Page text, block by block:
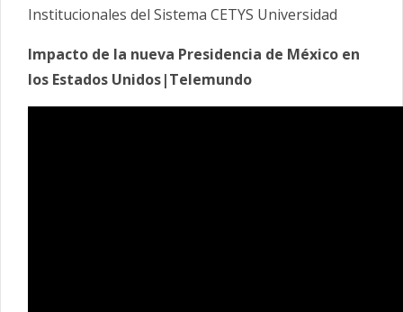
Institucionales del Sistema CETYS Universidad
Impacto de la nueva Presidencia de México en
los Estados Unidos|Telemundo